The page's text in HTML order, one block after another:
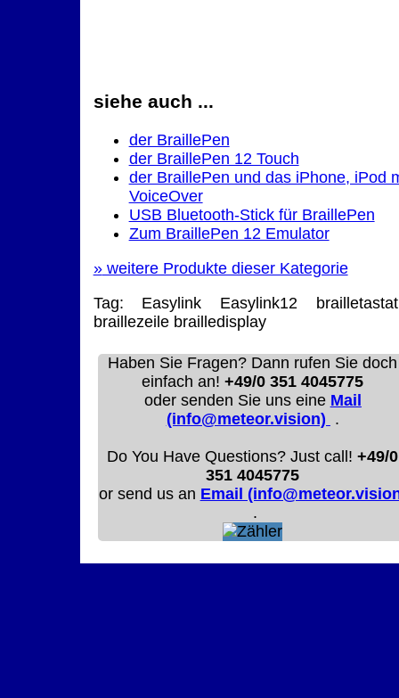
siehe auch ...
der BraillePen
der BraillePen 12 Touch
der BraillePen und das iPhone, iPod
VoiceOver
USB Bluetooth-Stick für BraillePen
Zum BraillePen 12 Emulator
»weitere Produkte dieser Kategorie
Tag:
Easylink Easylink12
braillezeilebrailledisplay
Haben Sie Fragen? Dann rufen Sie doch
einfach an!+49/0 351 4045775
oder senden Sie uns eine Mail
(info@meteor.vision) .
Do You Have Questions? Just call!+49/0
351 4045775
or send us an Email
.